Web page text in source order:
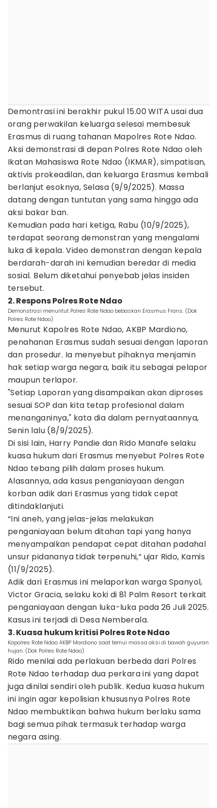
Demontrasi ini berakhir pukul 15.00 WITA usai dua
orang perwakilan keluarga selesai membesuk
Erasmus di ruang tahanan Mapolres Rote Ndao.
Aksi demonstrasi di depan Polres Rote Ndao oleh
Ikatan Mahasiswa Rote Ndao (IKMAR), simpatisan,
aktivis prokeadilan, dan keluarga Erasmus kembali
berlanjut esoknya, Selasa (9/9/2025). Massa
datang dengan tuntutan yang sama hingga ada
aksi bakar ban.
Kemudian pada hari ketiga, Rabu (10/9/2025),
terdapat seorang demonstran yang mengalami
luka di kepala. Video demonstran dengan kepala
berdarah-darah ini kemudian beredar di media
sosial. Belum diketahui penyebab jelas insiden
tersebut.
2. Respons Polres Rote Ndao
Demonstrasi menuntut Polres Rote Ndao bebaskan Erasmus Frans. (Dok
Polres Rote Ndao)
Menurut Kapolres Rote Ndao, AKBP Mardiono,
penahanan Erasmus sudah sesuai dengan laporan
dan prosedur. Ia menyebut pihaknya menjamin
hak setiap warga negara, baik itu sebagai pelapor
maupun terlapor.
"Setiap Laporan yang disampaikan akan diproses
sesuai SOP dan kita tetap profesional dalam
menanganinya," kata dia dalam pernyataannya,
Senin lalu (8/9/2025).
Di sisi lain, Harry Pandie dan Rido Manafe selaku
kuasa hukum dari Erasmus menyebut Polres Rote
Ndao tebang pilih dalam proses hukum.
Alasannya, ada kasus penganiayaan dengan
korban adik dari Erasmus yang tidak cepat
ditindaklanjuti.
“Ini aneh, yang jelas-jelas melakukan
penganiayaan belum ditahan tapi yang hanya
menyampaikan pendapat cepat ditahan padahal
unsur pidananya tidak terpenuhi,” ujar Rido, Kamis
(11/9/2025).
Adik dari Erasmus ini melaporkan warga Spanyol,
Victor Gracia, selaku koki di 81 Palm Resort terkait
penganiayaan dengan luka-luka pada 26 Juli 2025.
Kasus ini terjadi di Desa Nemberala.
3. Kuasa hukum kritisi Polres Rote Ndao
Kapolres Rote Ndao AKBP Mardiono saat temui massa aksi di bawah guyuran
hujan. (Dok Polres Rote Ndao)
Rido menilai ada perlakuan berbeda dari Polres
Rote Ndao terhadap dua perkara ini yang dapat
juga dinilai sendiri oleh publik. Kedua kuasa hukum
ini ingin agar kepolisian khususnya Polres Rote
Ndao membuktikan bahwa hukum berlaku sama
bagi semua pihak termasuk terhadap warga
negara asing.